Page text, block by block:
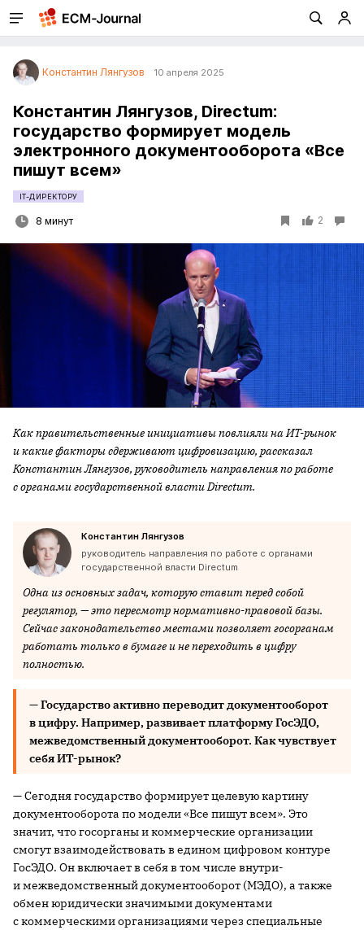
Константин Лянгузов 10 апреля 2025
Константин Лянгузов, Directum:
государство формирует модель
электронного документооборота «Все
пишут всем»
IT-ДИРЕКТОРУ
8 минут 2
Как правительственные инициативы повлияли на ИТ-рынок
и какие факторы сдерживают цифровизацию, рассказал
Константин Лянгузов, руководитель направления по работе
с органами государственной власти Directum.
Константин Лянгузов
руководитель направления по работе с органами
государственной власти Directum
Одна из основных задач, которую ставит перед собой
регулятор, — это пересмотр нормативно-правовой базы.
Сейчас законодательство местами позволяет госорганам
работать только в бумаге и не переходить в цифру
полностью.
— Государство активно переводит документооборот
в цифру. Например, развивает платформу ГосЭДО,
межведомственный документооборот. Как чувствует
себя ИТ-рынок?
— Сегодня государство формирует целевую картину
документооборота по модели «Все пишут всем». Это
значит, что госорганы и коммерческие организации
смогут взаимодействовать в едином цифровом контуре
ГосЭДО. Он включает в себя в том числе внутри-
и межведомственный документооборот (МЭДО), а также
обмен юридически значимыми документами
с коммерческими организациями через специальные